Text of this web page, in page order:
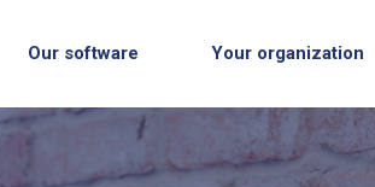
Our software Your organization